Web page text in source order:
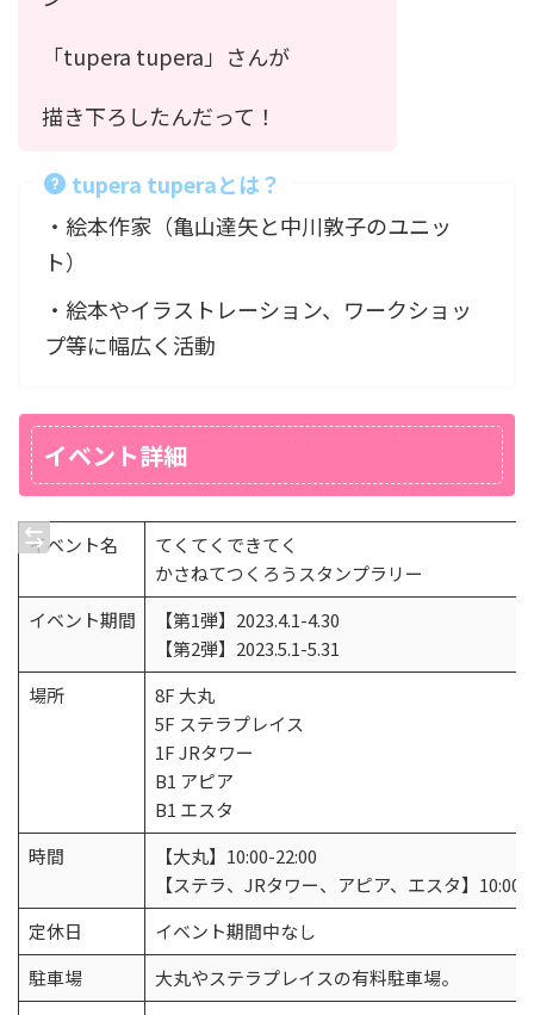
「tupera tupera」さんが
描き下ろしたんだって！
tupera tuperaとは？
・絵本作家（亀山達矢と中川敦子のユニッ
ト）
・絵本やイラストレーション、ワークショッ
プ等に幅広く活動
イベント詳細
イベント名
てくてくできてく
かさねてつくろうスタンプラリー
イベント期間
【第1弾】2023.4.1-4.30
【第2弾】2023.5.1-5.31
場所
8F 大丸
5F ステラプレイス
1F JRタワー
B1 アピア
B1 エスタ
時間
【大丸】10:00-22:00
【ステラ、JRタワー、アピア、エスタ】10:00-
定休日
イベント期間中なし
駐車場
大丸やステラプレイスの有料駐車場。